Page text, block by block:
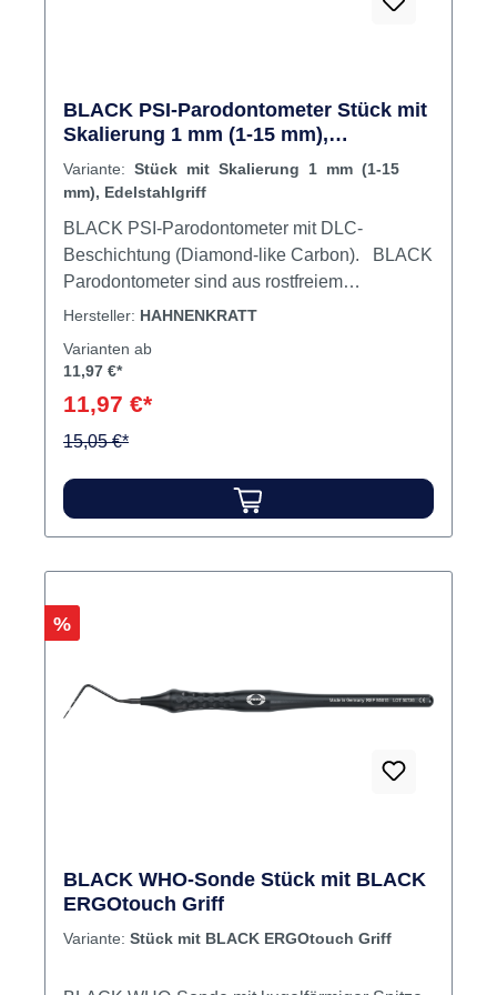
BLACK PSI-Parodontometer Stück mit
Skalierung 1 mm (1-15 mm),
Edelstahlgriff
Variante: Stück mit Skalierung 1 mm (1-15
mm), Edelstahlgriff
BLACK PSI-Parodontometer mit DLC-
Beschichtung (Diamond-like Carbon). BLACK
Parodontometer sind aus rostfreiem
Medizinstahl und einer tiefschwarzen
gefertigt. Dadurch ist das Instrument besonders
permanent montiert und können nicht
auseinander geschraubt werden.
Beschichtung für einen maximalen Kontrast
und eine optimierte Lesbarkeit. Die
sorgt für ein sehr gutes Erkennen der
Messergebnisse Fugenfreie Übergänge im
Hersteller: HAHNENKRATT
Varianten ab
11,97 €*
11,97 €*
15,05 €*
Rabatt
%
BLACK WHO-Sonde Stück mit BLACK
ERGOtouch Griff
Variante: Stück mit BLACK ERGOtouch Griff